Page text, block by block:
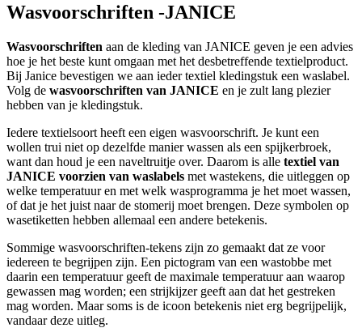
Wasvoorschriften -JANICE
Wasvoorschriften aan de kleding van JANICE geven je een advies
hoe je het beste kunt omgaan met het desbetreffende textielproduct.
Bij Janice bevestigen we aan ieder textiel kledingstuk een waslabel.
Volg de wasvoorschriften van JANICE en je zult lang plezier
hebben van je kledingstuk.
Iedere textielsoort heeft een eigen wasvoorschrift. Je kunt een
wollen trui niet op dezelfde manier wassen als een spijkerbroek,
want dan houd je een naveltruitje over. Daarom is alle textiel van
JANICE voorzien van waslabels met wastekens, die uitleggen op
welke temperatuur en met welk wasprogramma je het moet wassen,
of dat je het juist naar de stomerij moet brengen. Deze symbolen op
wasetiketten hebben allemaal een andere betekenis.
Sommige wasvoorschriften-tekens zijn zo gemaakt dat ze voor
iedereen te begrijpen zijn. Een pictogram van een wastobbe met
daarin een temperatuur geeft de maximale temperatuur aan waarop
gewassen mag worden; een strijkijzer geeft aan dat het gestreken
mag worden. Maar soms is de icoon betekenis niet erg begrijpelijk,
vandaar deze uitleg.